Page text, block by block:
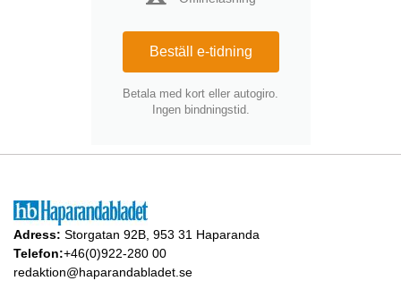
Beställ e-tidning
Betala med kort eller autogiro.
Ingen bindningstid.
Adress: Storgatan 92B, 953 31 Haparanda
Telefon:+46(0)922-280 00
redaktion@haparandabladet.se